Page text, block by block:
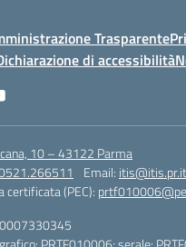
Trasparente
di accessibilità
10 – 43122 Parma
Email: itis@itis.pr.it
certificata (PEC):